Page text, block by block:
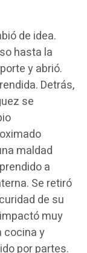
de idea.
hasta la
y abrió.
Detrás,
se
maldad
a
Se retiró
de su
muy
cocina y
por partes.